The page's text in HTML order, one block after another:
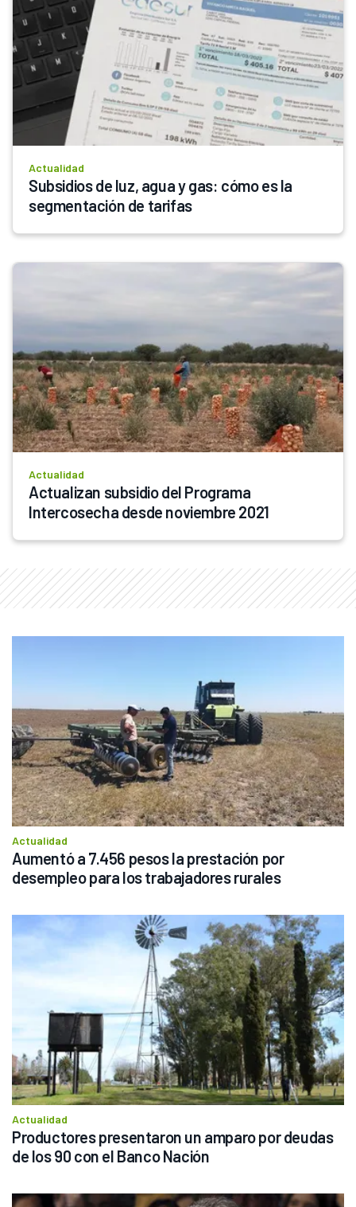
Actualidad
Subsidios de luz, agua y gas: cómo es la
segmentación de tarifas
Actualidad
Actualizan subsidio del Programa
Intercosecha desde noviembre 2021
Actualidad
Aumentó a 7.456 pesos la prestación por
desempleo para los trabajadores rurales
Actualidad
Productores presentaron un amparo por deudas
de los 90 con el Banco Nación